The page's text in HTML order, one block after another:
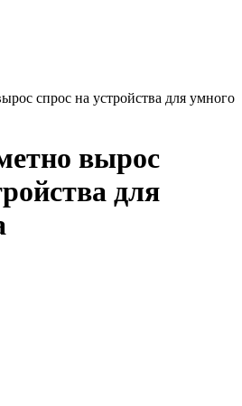
спрос на устройства для умного
вырос
для